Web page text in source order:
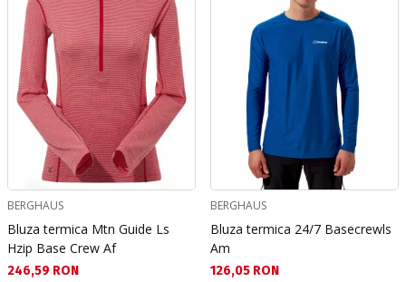
BERGHAUS
Bluza termica Mtn Guide Ls
Hzip Base Crew Af
Текуща цена:
246,59 RON
BERGHAUS
Bluza termica 24/7 Basecrewls
Am
Текуща цена:
126,05 RON